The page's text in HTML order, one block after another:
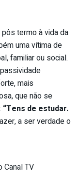
termo à vida da
uma vítima de
familiar ou social.
mais
que não se
“Tens de estudar.
a ser verdade o
Canal TV